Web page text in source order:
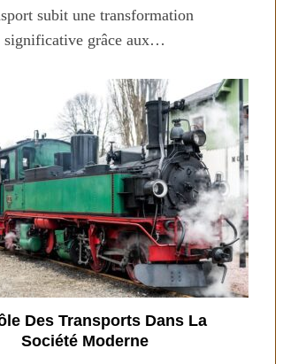
subit une transformation
significative grâce aux…
Des Transports Dans La
Société Moderne